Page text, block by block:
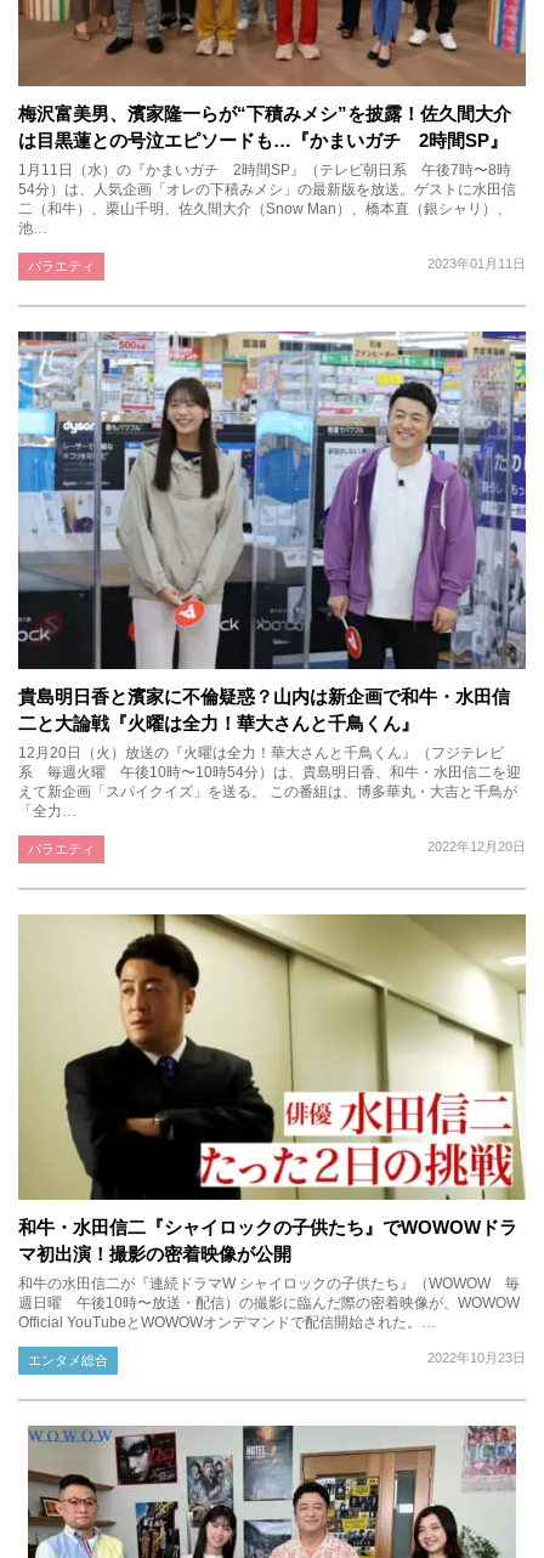
梅沢富美男、濱家隆一らが“下積みメシ”を披露！佐久間大介
は目黒蓮との号泣エピソードも…『かまいガチ 2時間SP』
1月11日（水）の『かまいガチ 2時間SP』（テレビ朝日系 午後7時〜8時
54分）は、人気企画「オレの下積みメシ」の最新版を放送。ゲストに水田信
二（和牛）、栗山千明、佐久間大介（Snow Man）、橋本直（銀シャリ）、
池…
2023年01月11日
バラエティ
貴島明日香と濱家に不倫疑惑？山内は新企画で和牛・水田信
二と大論戦『火曜は全力！華大さんと千鳥くん』
12月20日（火）放送の『火曜は全力！華大さんと千鳥くん』（フジテレビ
系 毎週火曜 午後10時〜10時54分）は、貴島明日香、和牛・水田信二を迎
えて新企画「スパイクイズ」を送る。 この番組は、博多華丸・大吉と千鳥が
「全力…
2022年12月20日
バラエティ
和牛・水田信二『シャイロックの子供たち』でWOWOWドラ
マ初出演！撮影の密着映像が公開
和牛の水田信二が『連続ドラマW シャイロックの子供たち』（WOWOW 毎
週日曜 午後10時〜放送・配信）の撮影に臨んだ際の密着映像が、WOWOW
Official YouTubeとWOWOWオンデマンドで配信開始された。…
2022年10月23日
エンタメ総合